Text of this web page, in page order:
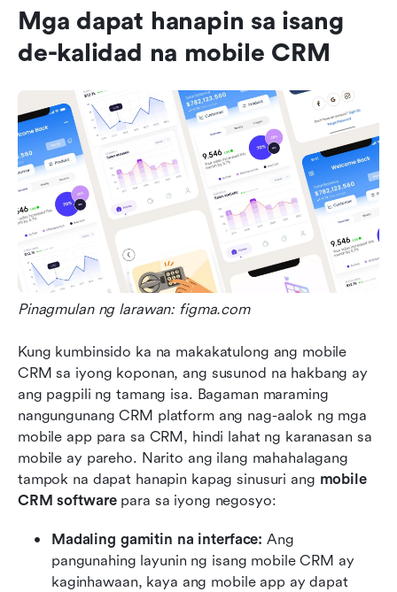
Mga dapat hanapin sa isang
de-kalidad na mobile CRM
Pinagmulan ng larawan: figma.com
Kung kumbinsido ka na makakatulong ang mobile
CRM sa iyong koponan, ang susunod na hakbang ay
ang pagpili ng tamang isa. Bagaman maraming
nangungunang CRM platform ang nag-aalok ng mga
mobile app para sa CRM, hindi lahat ng karanasan sa
mobile ay pareho. Narito ang ilang mahahalagang
tampok na dapat hanapin kapag sinusuri ang mobile
CRM software para sa iyong negosyo:
Madaling gamitin na interface: Ang
pangunahing layunin ng isang mobile CRM ay
kaginhawaan, kaya ang mobile app ay dapat